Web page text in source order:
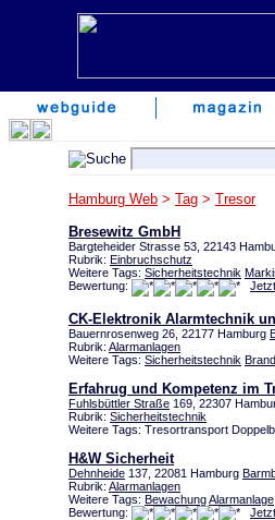
Hamburg Web > Tag > Tresor
Bresewitz GmbH
Bargteheider Strasse 53, 22143
Rubrik: Einbruchschutz
Weitere Tags: Sicherheitstechnik
Bewertung:
CK-Elektronik Alarmtechnik
Bauernrosenweg 26, 22177 Hamburg
Rubrik: Alarmanlagen
Weitere Tags: Sicherheitstechnik
Erfahrug und Kompetenz im
Fuhlsbüttler Straße 169, 22307
Rubrik: Sicherheitstechnik
Weitere Tags: Tresortransport
H&W Sicherheit
Dehnheide 137, 22081 Hamburg
Rubrik: Alarmanlagen
Weitere Tags: BewachungAlarmanlage
Bewertung: